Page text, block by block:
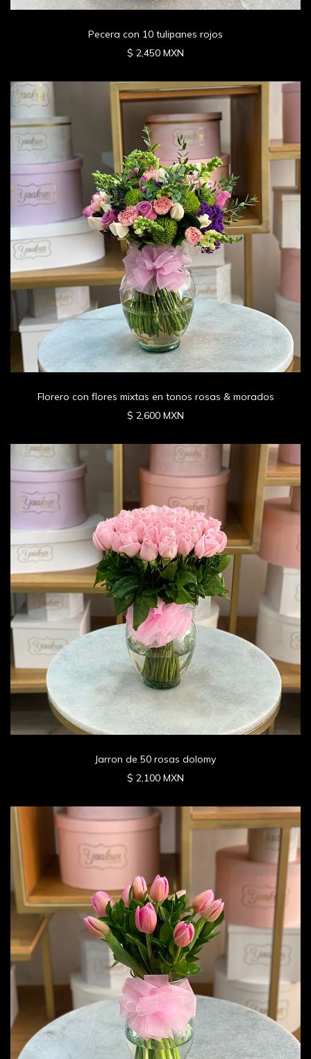
Pecera con 10 tulipanes rojos
$ 2,450 MXN
Florero con flores mixtas en tonos rosas & morados
$ 2,600 MXN
Jarron de 50 rosas dolomy
$ 2,100 MXN